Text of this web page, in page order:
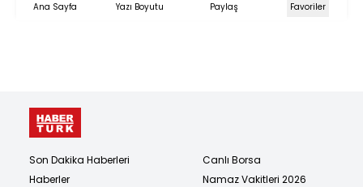
Ana Sayfa Yazı Boyutu Paylaş Favoriler
Son Dakika Haberleri
Haberler
Canlı Borsa
Namaz Vakitleri 2026